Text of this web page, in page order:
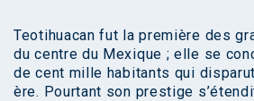
Teotihuacan fut la première des
du centre du Mexique ; elle se
de cent mille habitants qui
ère. Pourtant son prestige